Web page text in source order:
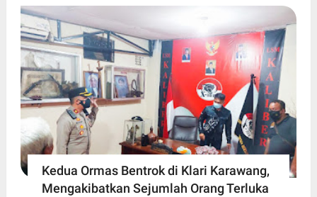
Kedua Ormas Bentrok di Klari Karawang,
Mengakibatkan Sejumlah Orang Terluka